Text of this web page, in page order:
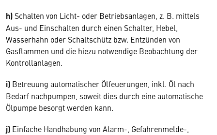
h) Schalten von Licht- oder Betriebsanlagen, z. B. mittels
Aus- und Einschalten durch einen Schalter, Hebel,
Wasserhahn oder Schaltschütz bzw. Entzünden von
Gasflammen und die hiezu notwendige Beobachtung der
Kontrollanlagen.
i) Betreuung automatischer Ölfeuerungen, inkl. Öl nach
Bedarf nachpumpen, soweit dies durch eine automatische
Ölpumpe besorgt werden kann.
j) Einfache Handhabung von Alarm-, Gefahrenmelde-,